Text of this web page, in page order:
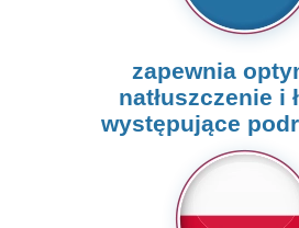
zapewnia
natłuszczenie i
występujące